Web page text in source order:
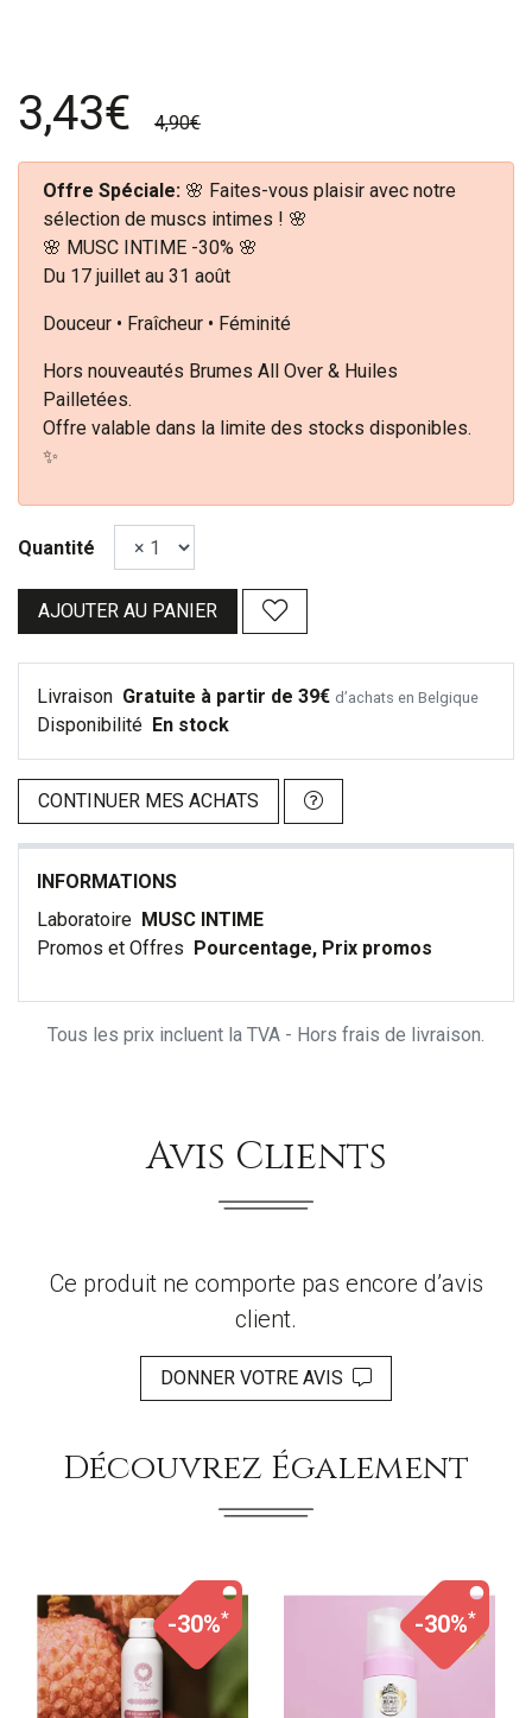
3,43€ 4,90€
Offre Spéciale: 🌸 Faites-vous plaisir avec notre
sélection de muscs intimes ! 🌸
🌸 MUSC INTIME -30% 🌸
Du 17 juillet au 31 août
Douceur • Fraîcheur • Féminité
Hors nouveautés Brumes All Over & Huiles
Pailletées.
Offre valable dans la limite des stocks disponibles.
✨
Quantité
AJOUTER AU PANIER
Livraison Gratuite à partir de 39€ d’achats en Belgique
Disponibilité En stock
CONTINUER MES ACHATS
INFORMATIONS
Laboratoire MUSC INTIME
Promos et Offres
Pourcentage, Prix promos
Tous les prix incluent la TVA - Hors frais de livraison.
Avis Clients
Ce produit ne comporte pas encore d’avis
client.
DONNER VOTRE AVIS
Découvrez Également
-30%* -30%*